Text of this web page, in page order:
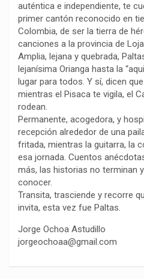
auténtica e independiente, te
primer cantón reconocido en
Colombia, de ser la tierra de
canciones a la provincia de
Amplia, lejana y quebrada,
lejanísima Orianga hasta la
lugar para todos. Y sí, dicen
mientras el Pisaca te vigila, el
rodean.
Permanente, acogedora, y
recepción alrededor de una
fritada, mientras la guitarra, la
esa jornada. Cuentos
más, las historias no terminan
conocer.
Transita, trasciende y recorre
invita, esta vez fue Paltas.
Jorge Ochoa Astudillo
jorgeochoaa@gmail.com